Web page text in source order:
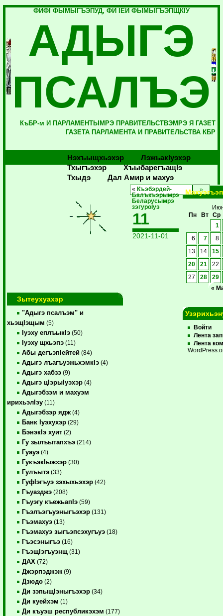
ФИФI ФЫМЫГЪЭПУД, ФИ IЕЙ ФЫМЫГЪЭПЩКIУ
АДЫГЭ
ПСАЛЪЭ
КъБР-м И ПАРЛАМЕНТЫМРЭ ПРАВИТЕЛЬСТВЭМРЭ Я ГАЗЕТ
ГАЗЕТА ПАРЛАМЕНТА И ПРАВИТЕЛЬСТВА КБР
Нэхъыщхьэхэр
Лэжьакlуэхэр
Тхыгъэхэр
Хъыбарегъащlэ
Тхыдэ
Дал Амир и махуэ
Зытеухуахэр
"Адыгэ псалъэм" и
хьэщIэщым (5)
Iуэху еплъыкIэ (50)
Iуэху щхьэпэ (11)
Абы дегъэпIейтей (84)
Адыгэ лъагъуэжьхэмкIэ (4)
Адыгэ хабзэ (9)
Адыгэ цIэрыIуэхэр (4)
Адыгэбзэм и махуэм
ирихьэлIэу (11)
Адыгэбзэр ядж (4)
Банк Iуэхухэр (29)
БэнэкIэ хуит (2)
Гу зылъытапхъэ (214)
Гуауэ (4)
ГукъэкIыжхэр (30)
Гулъытэ (33)
ГуфIэгъуэ зэхыхьэхэр (42)
Гъуазджэ (208)
Гъуэгу къежьапIэ (59)
Гъэлъэгъуэныгъэхэр (131)
Гъэмахуэ (13)
Гъэмахуэ зыгъэпсэхугъуэ (18)
Гъэсэныгъэ (16)
ГъэщIэгъуэнщ (31)
ДАХ (72)
Джэрпэджэж (9)
Дзюдо (2)
Ди зэпыщIэныгъэхэр (34)
Ди куейхэм (1)
Ди къуэш республикэхэм (177)
« Къэбэрдей-
Балъкъэрымрэ
Беларусымрэ
зэгуроIуэ
11
2021-11-01
Пн
Вт
Ср
1
6 7 8
13 14 15
20 21 22
27 28
29
«
Войти
Лента
Лента